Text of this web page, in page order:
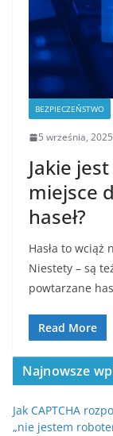
BEZPIECZEŃSTWO
5 września, 2025
Jakie
miejsce
haseł?
Hasła to wciąż
Niestety – są
powtarzane
Read More
Najnowsze
Jak CAPTCHA
„nie jestem